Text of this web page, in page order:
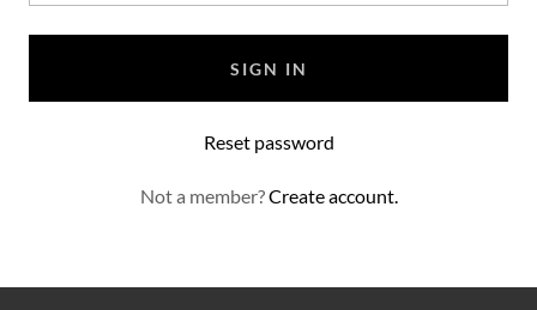
SIGN IN
Reset password
Not a member?Create account.